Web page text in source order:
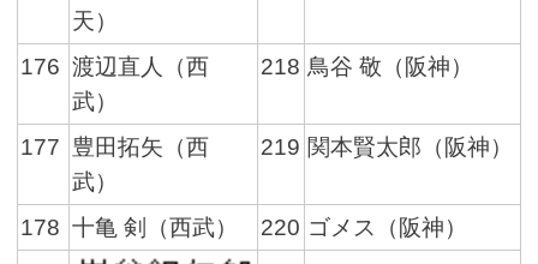
天）
176 渡辺直人（西
武）
218 鳥谷 敬（阪神）
177 豊田拓矢（西
武）
219 関本賢太郎（阪神）
178 十亀 剣（西武） 220 ゴメス（阪神）